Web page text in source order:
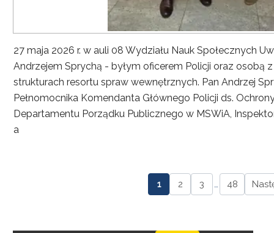
27 maja 2026 r. w auli 08 Wydziału Nauk Społecznych
Andrzejem Sprychą - byłym oficerem Policji oraz osobą
strukturach resortu spraw wewnętrznych. Pan Andrzej
Pełnomocnika Komendanta Głównego Policji ds.
Departamentu Porządku Publicznego w MSWiA,
a
1 2 3 … 48